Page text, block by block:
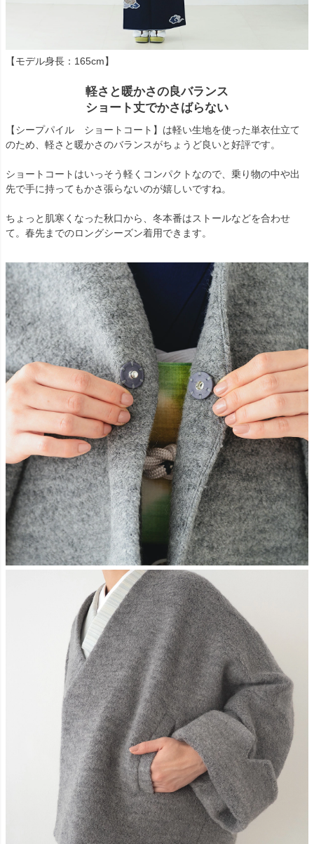
【モデル身長：165cm】
軽さと暖かさの良バランス
ショート丈でかさばらない
【シープパイル ショートコート】は軽い生地を使った単衣仕立て
のため、軽さと暖かさのバランスがちょうど良いと好評です。
ショートコートはいっそう軽くコンパクトなので、乗り物の中や出
先で手に持ってもかさ張らないのが嬉しいですね。
ちょっと肌寒くなった秋口から、冬本番はストールなどを合わせ
て。春先までのロングシーズン着用できます。